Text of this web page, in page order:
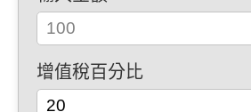
增值稅百分比